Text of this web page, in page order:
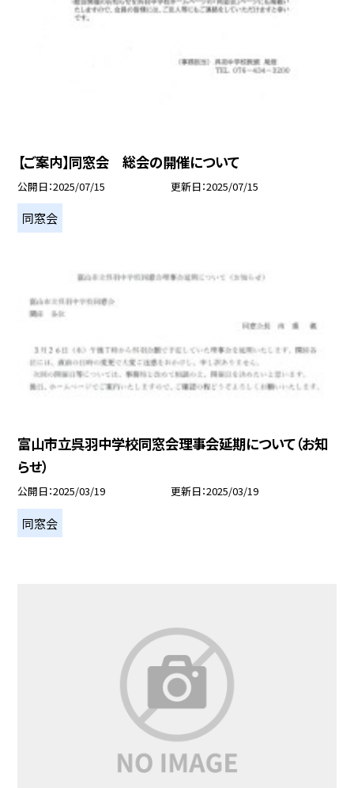
【ご案内】同窓会 総会の開催について
公開日 2025/07/15 更新日 2025/07/15
同窓会
富山市立呉羽中学校同窓会理事会延期について（お知
らせ）
公開日 2025/03/19 更新日 2025/03/19
同窓会